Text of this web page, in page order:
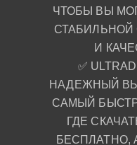
ЧТОБЫ ВЫ
СТАБИЛЬНОЙ
И
✅
НАДЕЖНЫЙ
САМЫЙ
ГДЕ
БЕСПЛАТНО,